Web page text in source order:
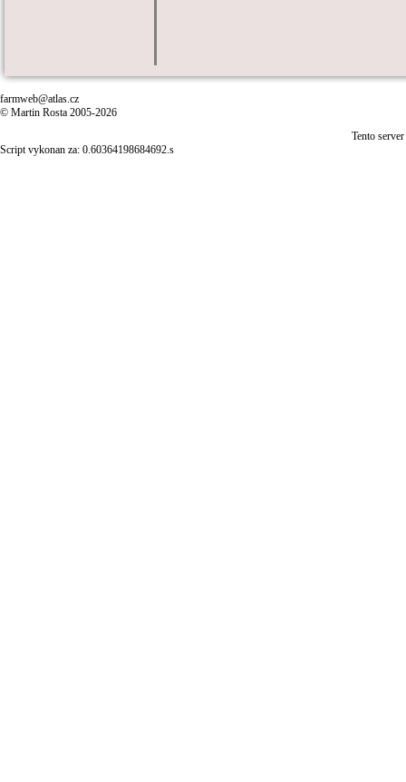
farmweb@atlas.cz
© Martin Rosta 2005-2026
Tento
Script vykonan za: 0.60364198684692.s